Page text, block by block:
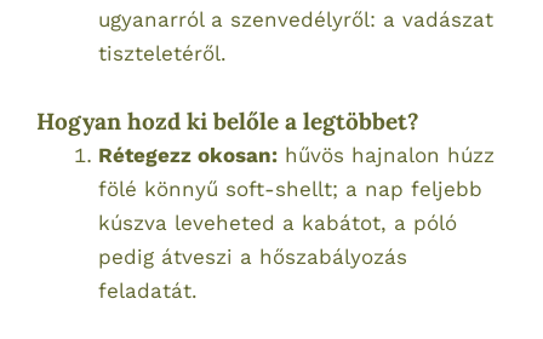
ugyanarról a szenvedélyről: a vadászat
tiszteletéről.
Hogyan hozd ki belőle a legtöbbet?
Rétegezz okosan: hűvös hajnalon húzz
fölé könnyű soft-shellt; a nap feljebb
kúszva leveheted a kabátot, a póló
pedig átveszi a hőszabályozás
feladatát.